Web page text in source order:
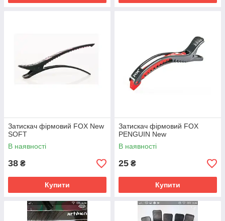
Затискач фірмовий FOX New
SOFT
В наявності
38 ₴
Купити
Затискач фірмовий FOX
PENGUIN New
В наявності
25 ₴
Купити